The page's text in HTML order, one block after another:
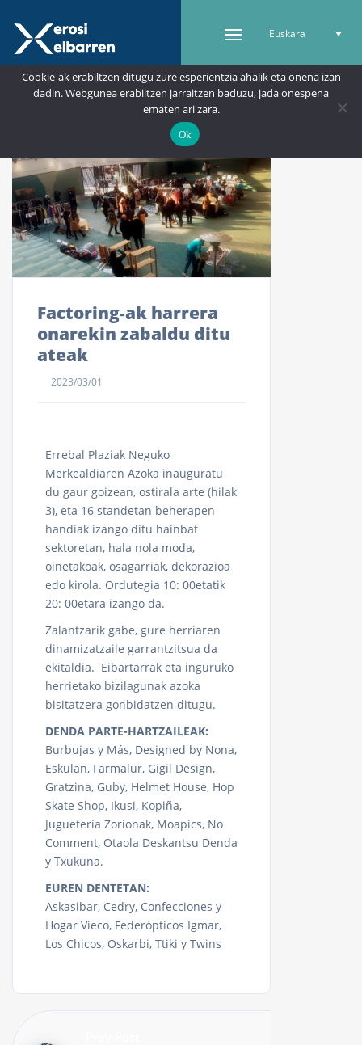
Euskara
Factoring-ak harrera
onarekin zabaldu ditu
ateak
2023/03/01
Errebal Plaziak Neguko
Merkealdiaren Azoka inauguratu
du gaur goizean, ostirala arte (hilak
3), eta 16 standetan beherapen
handiak izango ditu hainbat
sektoretan, hala nola moda,
oinetakoak, osagarriak, dekorazioa
edo kirola. Ordutegia 10: 00etatik
20: 00etara izango da.
Zalantzarik gabe, gure herriaren
dinamizatzaile garrantzitsua da
ekitaldia. Eibartarrak eta inguruko
herrietako bizilagunak azoka
bisitatzera gonbidatzen ditugu.
DENDA PARTE-HARTZAILEAK:
Burbujas y Más, Designed by Nona,
Eskulan, Farmalur, Gigil Design,
Gratzina, Guby, Helmet House, Hop
Skate Shop, Ikusi, Kopiña,
Juguetería Zorionak, Moapics, No
Comment, Otaola Deskantsu Denda
y Txukuna.
EUREN DENTETAN:
Askasibar, Cedry, Confecciones y
Hogar Vieco, Federópticos Igmar,
Los Chicos, Oskarbi, Ttiki y Twins
Cookie-ak erabiltzen ditugu zure esperientzia ahalik eta onena izan
dadin. Webgunea erabiltzen jarraitzen baduzu, jada onespena
ematen ari zara.
Ok